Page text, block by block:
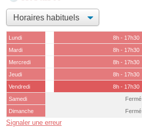
Lundi
8h - 17h30
Mardi
8h - 17h30
Mercredi
8h - 17h30
Jeudi
8h - 17h30
Vendredi
8h - 17h30
Samedi
Fermé
Dimanche
Fermé
Signaler une erreur